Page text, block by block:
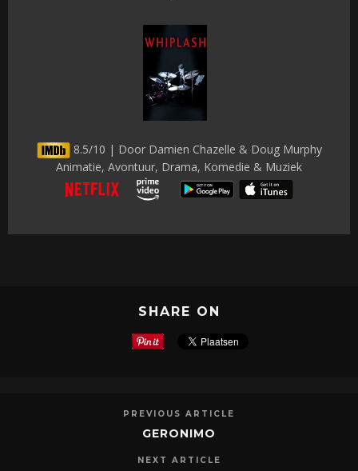
8.5/10 | Door Damien Chazelle & Doug Murphy
Animatie, Avontuur, Drama, Komedie & Muziek
SHARE ON
PREVIOUS ARTICLE
GERONIMO
NEXT ARTICLE